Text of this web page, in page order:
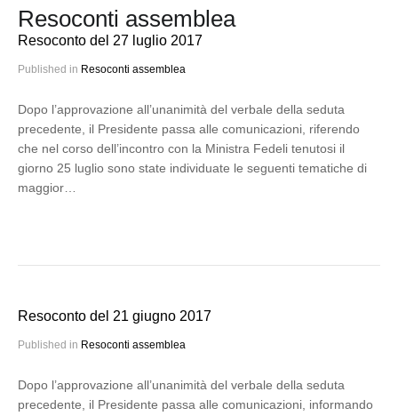
Resoconti assemblea
Resoconto del 27 luglio 2017
Published in Resoconti assemblea
Dopo l’approvazione all’unanimità del verbale della seduta
precedente, il Presidente passa alle comunicazioni, riferendo
che nel corso dell’incontro con la Ministra Fedeli tenutosi il
giorno 25 luglio sono state individuate le seguenti tematiche di
maggior…
Resoconto del 21 giugno 2017
Published in Resoconti assemblea
Dopo l’approvazione all’unanimità del verbale della seduta
precedente, il Presidente passa alle comunicazioni, informando